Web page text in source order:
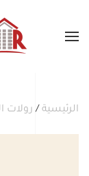
content
الرئيسية / رولات